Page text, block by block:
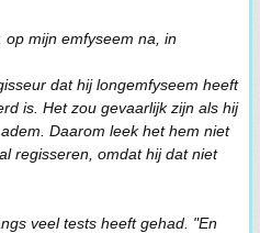
op mijn emfyseem na, in
dat hij longemfyseem heeft
is. Het zou gevaarlijk zijn als hij
Daarom leek het hem niet
regisseren, omdat hij dat niet
veel tests heeft gehad. "En